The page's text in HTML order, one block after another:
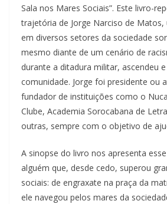
Sala nos Mares Sociais”. Este livro-
trajetória de Jorge Narciso de
em diversos setores da sociedade
mesmo diante de um cenário de
durante a ditadura militar, ascendeu
comunidade. Jorge foi presidente ou
fundador de instituições como o
Clube, Academia Sorocabana de
outras, sempre com o objetivo de
A sinopse do livro nos apresenta
alguém que, desde cedo, superou
sociais: de engraxate na praça da
ele navegou pelos mares da